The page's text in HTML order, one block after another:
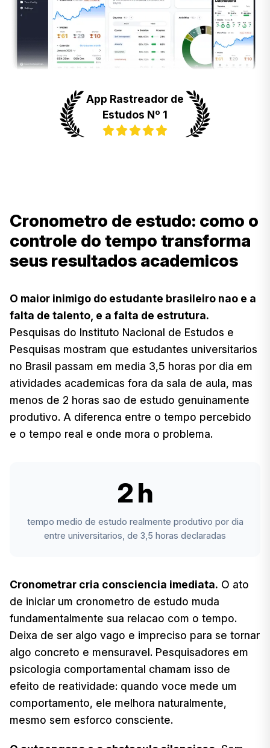
App Rastreador de
Estudos Nº 1
Cronometro de estudo: como o
controle do tempo transforma
seus resultados academicos
O maior inimigo do estudante brasileiro nao e a
falta de talento, e a falta de estrutura.
Pesquisas do Instituto Nacional de Estudos e
Pesquisas mostram que estudantes universitarios
no Brasil passam em media 3,5 horas por dia em
atividades academicas fora da sala de aula, mas
menos de 2 horas sao de estudo genuinamente
produtivo. A diferenca entre o tempo percebido
e o tempo real e onde mora o problema.
2 h
tempo medio de estudo realmente produtivo por dia
entre universitarios, de 3,5 horas declaradas
Cronometrar cria consciencia imediata. O ato
de iniciar um cronometro de estudo muda
fundamentalmente sua relacao com o tempo.
Deixa de ser algo vago e impreciso para se tornar
algo concreto e mensuravel. Pesquisadores em
psicologia comportamental chamam isso de
efeito de reatividade: quando voce mede um
comportamento, ele melhora naturalmente,
mesmo sem esforco consciente.